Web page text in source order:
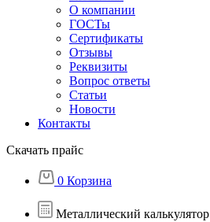
О компании
ГОСТы
Сертификаты
Отзывы
Реквизиты
Вопрос ответы
Статьи
Новости
Контакты
Скачать прайс
0 Корзина
Металлический калькулятор